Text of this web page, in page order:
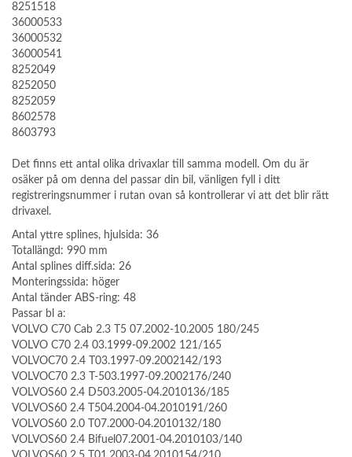
8251518
36000533
36000532
36000541
8252049
8252050
8252059
8602578
8603793
Det finns ett antal olika drivaxlar till samma modell. Om du är
osäker på om denna del passar din bil, vänligen fyll i ditt
registreringsnummer i rutan ovan så kontrollerar vi att det blir rätt
drivaxel.
Antal yttre splines, hjulsida: 36
Totallängd: 990 mm
Antal splines diff.sida: 26
Monteringssida: höger
Antal tänder ABS-ring: 48
Passar bl a:
VOLVO C70 Cab 2.3 T5 07.2002-10.2005 180/245
VOLVO C70 2.4 03.1999-09.2002 121/165
VOLVOC70 2.4 T03.1997-09.2002142/193
VOLVOC70 2.3 T-503.1997-09.2002176/240
VOLVOS60 2.4 D503.2005-04.2010136/185
VOLVOS60 2.4 T504.2004-04.2010191/260
VOLVOS60 2.0 T07.2000-04.2010132/180
VOLVOS60 2.4 Bifuel07.2001-04.2010103/140